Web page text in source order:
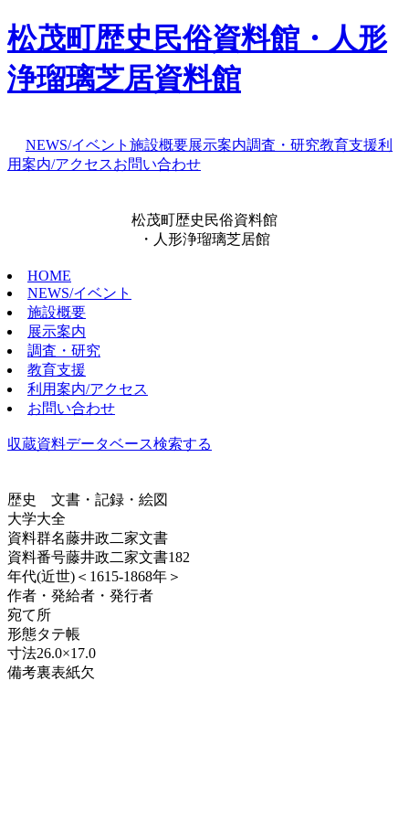
松茂町歴史民俗資料館・人形
浄瑠璃芝居資料館
NEWS/イベント 施設概要展示案内調査・研究教育支援利
用案内/アクセスお問い合わせ
松茂町歴史民俗資料館
・人形浄瑠璃芝居館
HOME
NEWS/イベント
施設概要
展示案内
調査・研究
教育支援
利用案内/アクセス
お問い合わせ
収蔵資料データベース検索する
歴史
文書・記録・絵図
大学大全
資料群名藤井政二家文書
資料番号藤井政二家文書182
年代(近世)＜1615-1868年＞
作者・発給者・発行者
宛て所
形態タテ帳
寸法26.0×17.0
備考裏表紙欠